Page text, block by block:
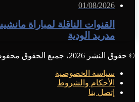
01/08/2026
القنوات الناقلة لمباراة
مدريد الودية
© حقوق النشر 2026، جميع الحقوق محفوظة |
سياسة الخصوصية
الأحكام والشروط
إتصل بنا